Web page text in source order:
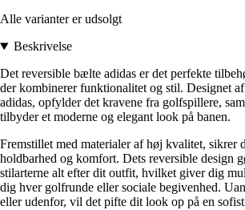
Alle varianter er udsolgt
Beskrivelse
Det reversible bælte adidas er det perfekte
der kombinerer funktionalitet og stil. Designet
adidas, opfylder det kravene fra golfspillere,
tilbyder et moderne og elegant look på banen.
Fremstillet med materialer af høj kvalitet, sikrer
holdbarhed og komfort. Dets reversible design
stilarterne alt efter dit outfit, hvilket giver dig
dig hver golfrunde eller sociale begivenhed.
eller udenfor, vil det pifte dit look op på en